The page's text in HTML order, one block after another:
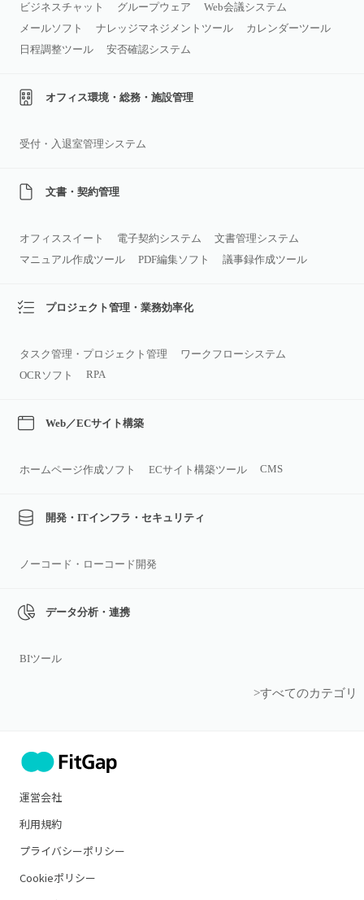
ビジネスチャット グループウェア
Web会議システム
メールソフト
ナレッジマネジメントツール
カレンダーツール
日程調整ツール
安否確認システム
オフィス環境・総務・施設管理
受付・入退室管理システム
文書・契約管理
オフィススイート 電子契約システム
文書管理システム
マニュアル作成ツール
PDF編集ソフト 議事録作成ツール
プロジェクト管理・業務効率化
タスク管理・プロジェクト管理
ワークフローシステム
OCRソフト
RPA
Web／ECサイト構築
ホームページ作成ソフト ECサイト構築ツール CMS
開発・ITインフラ・セキュリティ
ノーコード・ローコード開発
データ分析・連携
BIツール
>すべてのカテゴリ
運営会社
利用規約
プライバシーポリシー
Cookieポリシー